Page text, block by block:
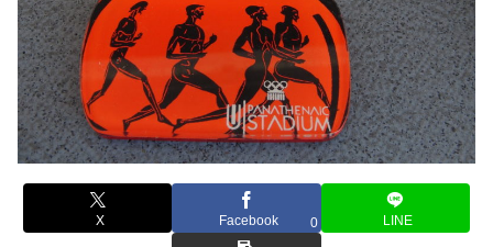
X Facebook 0 LINE